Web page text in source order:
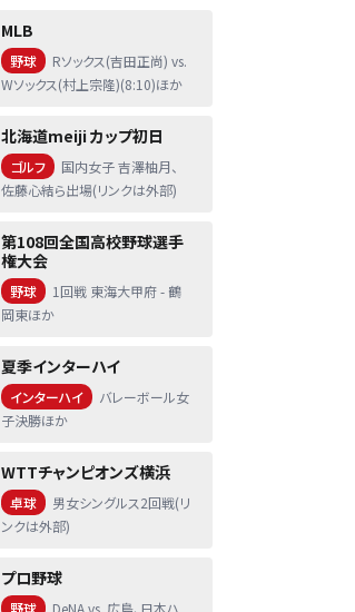
MLB
野球
Rソックス(吉田正尚) vs.
Wソックス(村上宗隆)(8:10)ほか
北海道meiji カップ初日
ゴルフ
国内女子 吉澤柚月、
佐藤心結ら出場(リンクは外部)
第108回全国高校野球選手
権大会
野球
1回戦 東海大甲府 - 鶴
岡東ほか
夏季インターハイ
インターハイ
バレーボール女
子決勝ほか
WTTチャンピオンズ横浜
卓球
男女シングルス2回戦(リ
ンクは外部)
プロ野球